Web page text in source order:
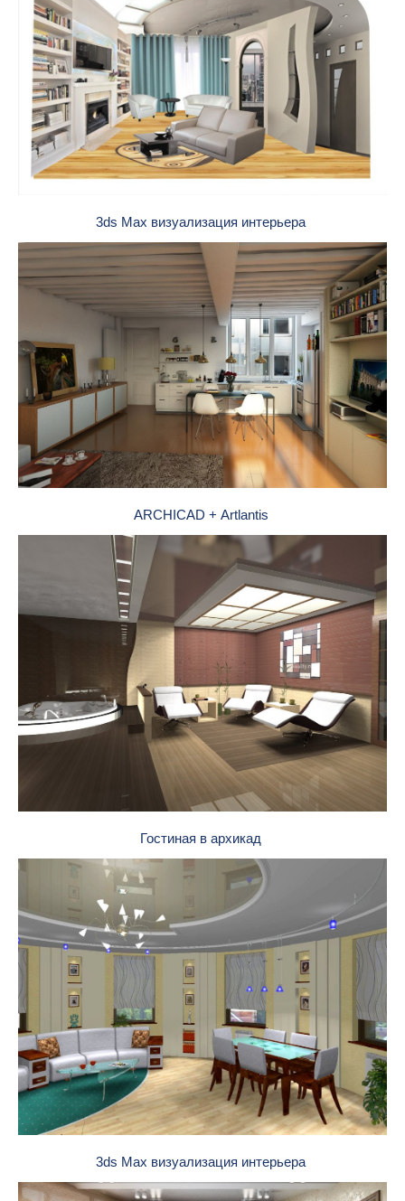
3ds Max визуализация интерьера
ARCHICAD + Artlantis
Гостиная в архикад
3ds Max визуализация интерьера